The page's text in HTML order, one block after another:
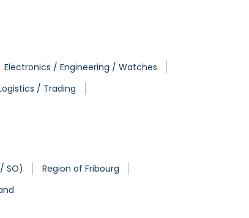
Electronics / Engineering / Watches
/ Trading
SO)
Region of Fribourg